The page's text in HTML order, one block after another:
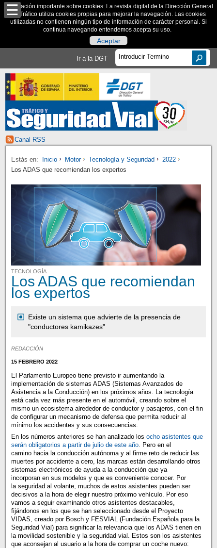
Información importante sobre cookies: La revista digital de la Dirección General
de Tráfico utiliza cookies propias para mejorar la navegación. Las cookies
utilizadas no contienen ningún tipo de información de carácter personal. Si
continua navegando entendemos acepta su uso.
Aceptar
Ir a la DGT
Canal RSS
Estás en: Inicio Motor Tecnología y Seguridad
2022
Los ADAS que recomiendan los expertos
TECNOLOGÍA
Los ADAS que recomiendan
los expertos
Existe un sistema que advierte de la presencia de
"conductores kamikazes"
REDACCIÓN
15 FEBRERO 2022
El Parlamento Europeo tiene previsto ir aumentando la
implementación de sistemas ADAS (Sistemas Avanzados de
Asistencia a la Conducción) en los próximos años. La tecnología
está cada vez más presente en el automóvil, creando sobre el
mismo un ecosistema alrededor de conductor y pasajeros, con el fin
de configurar un mecanismo de defensa que permita reducir al
mínimo los accidentes y sus consecuencias.
En los números anteriores se han analizado los ocho asistentes que
serán obligatorios a partir de julio de este año. Pero en el
camino hacia la conducción autónoma y al firme reto de reducir las
muertes por accidente a cero, las marcas están desarrollando otros
sistemas electrónicos de ayuda a la conducción que ya
incorporan en sus modelos y que es conveniente conocer. Por
la seguridad al volante, muchos de estos asistentes pueden ser
decisivos a la hora de elegir nuestro próximo vehículo. Por eso
vamos a seguir examinando otros asistentes destacables,
fijándonos en los que se han seleccionado desde el Proyecto
VIDAS, creado por Bosch y FESVIAL (Fundación Española para la
Seguridad Vial) para significar la relevancia que los ADAS tienen en
la movilidad sostenible y la seguridad vial. Estos son los asistentes
que aconsejan al usuario a la hora de comprar un coche nuevo: